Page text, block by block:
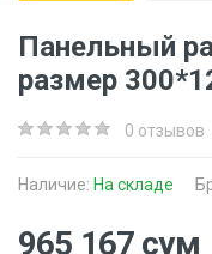
Панельный
размер
0 отзывов
Наличие: На складе
965 167 сум